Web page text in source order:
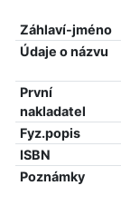
Záhlaví-jméno
Údaje o názvu
První
nakladatel
Fyz.popis
ISBN
Poznámky